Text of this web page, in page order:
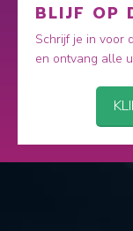
BLIJF OP
Schrijf je in voor
en ontvang alle